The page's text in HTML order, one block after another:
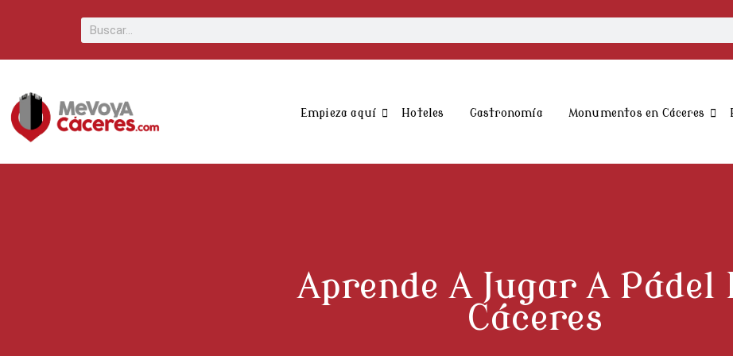
Buscar
Empieza aquí Hoteles Gastronomía Monumentos en Cáceres
Aprende A Jugar A Pádel
Cáceres
Scroll